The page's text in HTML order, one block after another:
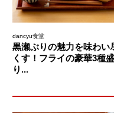
dancyu食堂
黒瀬ぶりの魅力を味わい
くす！フライの豪華3種盛
り...